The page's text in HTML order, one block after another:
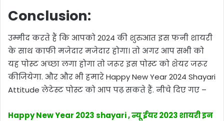
Conclusion:
उम्मीद करते हैं कि आपको 2024 की शुरुआत इस फनी शायरी
के साथ काफी मजेदार मजेदार होगा। तो अगर आप सभी को
यह पोस्ट अच्छा लगा होगा तो जरूर इस पोस्ट को शेयर जरूर
कीजियेगा. और और भी हमारे Happy New Year 2024 Shayari
Attitude लेटेस्ट पोस्ट को आप पढ़ सकते हैं. नीचे दिए गए –
Happy New Year 2023 shayari , न्यू ईयर 2023 शायरी इन